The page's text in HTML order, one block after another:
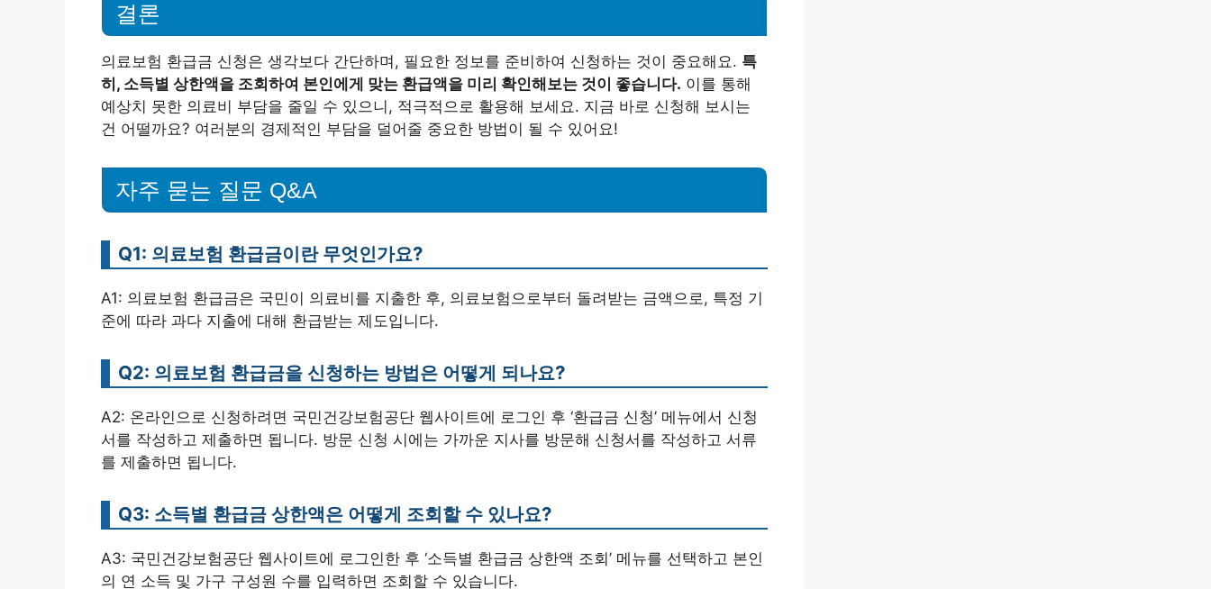
결론
의료보험 환급금 신청은 생각보다 간단하며, 필요한 정보를 준비하여 신청하는 것이 중요해요. 특
히, 소득별 상한액을 조회하여 본인에게 맞는 환급액을 미리 확인해보는 것이 좋습니다. 이를 통해
예상치 못한 의료비 부담을 줄일 수 있으니, 적극적으로 활용해 보세요. 지금 바로 신청해 보시는
건 어떨까요? 여러분의 경제적인 부담을 덜어줄 중요한 방법이 될 수 있어요!
자주 묻는 질문 Q&A
Q1: 의료보험 환급금이란 무엇인가요?
A1: 의료보험 환급금은 국민이 의료비를 지출한 후, 의료보험으로부터 돌려받는 금액으로, 특정 기
준에 따라 과다 지출에 대해 환급받는 제도입니다.
Q2: 의료보험 환급금을 신청하는 방법은 어떻게 되나요?
A2: 온라인으로 신청하려면 국민건강보험공단 웹사이트에 로그인 후 ‘환급금 신청’ 메뉴에서 신청
서를 작성하고 제출하면 됩니다. 방문 신청 시에는 가까운 지사를 방문해 신청서를 작성하고 서류
를 제출하면 됩니다.
Q3: 소득별 환급금 상한액은 어떻게 조회할 수 있나요?
A3: 국민건강보험공단 웹사이트에 로그인한 후 ‘소득별 환급금 상한액 조회’ 메뉴를 선택하고 본인
의 연 소득 및 가구 구성원 수를 입력하면 조회할 수 있습니다.